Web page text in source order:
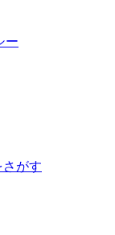
ー
さがす